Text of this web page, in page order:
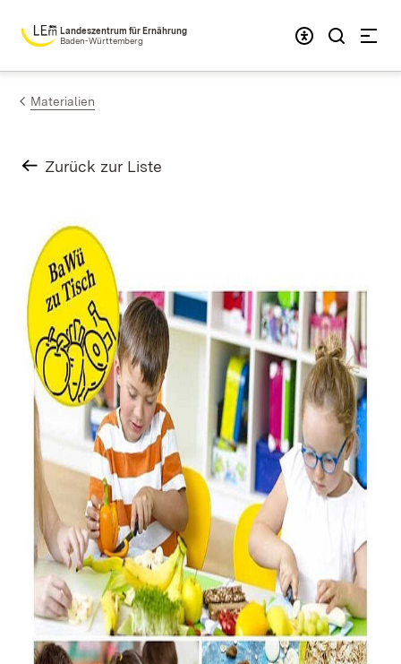
Zum Inhalt springen
Landeszentrum für Ernährung
Baden-Württemberg
Materialien
Zurück zur Liste